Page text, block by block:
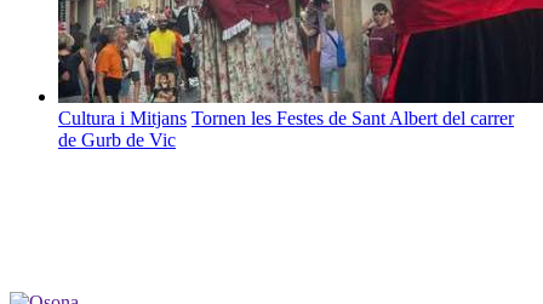
Cultura i Mitjans Tornen les Festes de Sant Albert del carrer
de Gurb de Vic